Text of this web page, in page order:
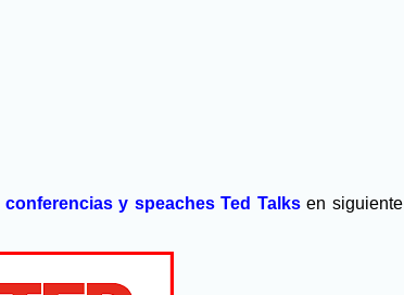
conferencias y speachesTed Talks en siguiente